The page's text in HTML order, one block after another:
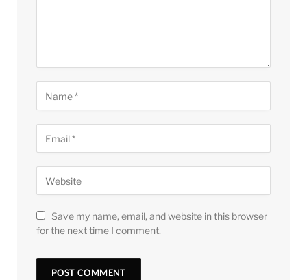
Save my name, email, and website in this browser
for the next time I comment.